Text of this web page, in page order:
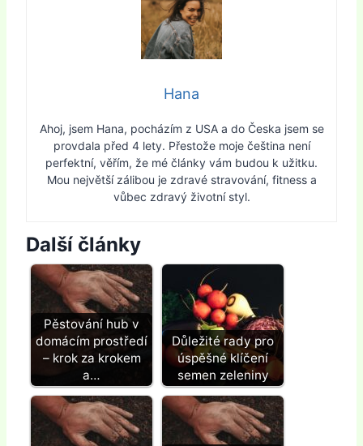
Hana
Ahoj, jsem Hana, pocházím z USA a do Česka jsem se
provdala před 4 lety. Přestože moje čeština není
perfektní, věřím, že mé články vám budou k užitku.
Mou největší zálibou je zdravé stravování, fitness a
vůbec zdravý životní styl.
Další články
Pěstování hub v
domácím prostředí
– krok za krokem
a…
Důležité rady pro
úspěšné klíčení
semen zeleniny